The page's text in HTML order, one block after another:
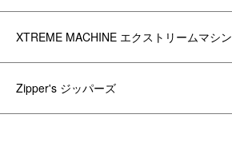
XTREME MACHINE エクストリームマシン
Zipper's ジッパーズ